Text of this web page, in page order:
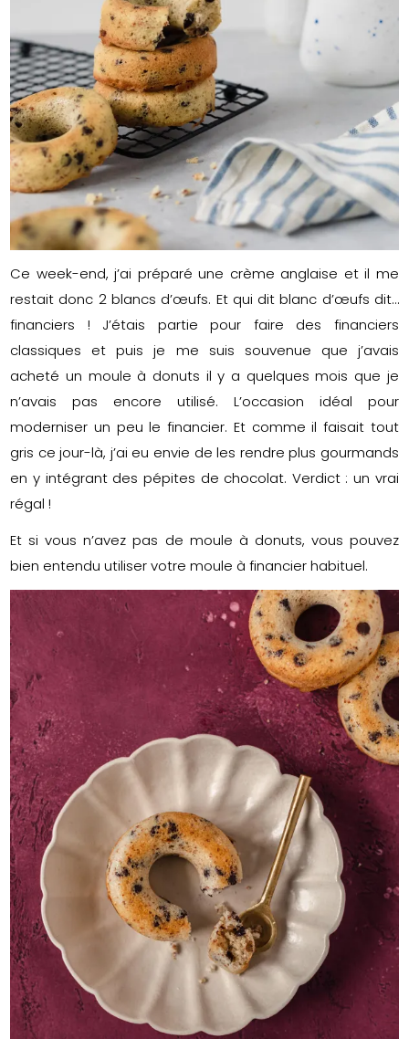
Ce week-end, j’ai préparé une crème anglaise et il me
restait donc 2 blancs d’œufs. Et qui dit blanc d’œufs dit…
financiers ! J’étais partie pour faire des financiers
classiques et puis je me suis souvenue que j’avais
acheté un moule à donuts il y a quelques mois que je
n’avais pas encore utilisé. L’occasion idéal pour
moderniser un peu le financier. Et comme il faisait tout
gris ce jour-là, j’ai eu envie de les rendre plus gourmands
en y intégrant des pépites de chocolat. Verdict : un vrai
régal !
Et si vous n’avez pas de moule à donuts, vous pouvez
bien entendu utiliser votre moule à financier habituel.